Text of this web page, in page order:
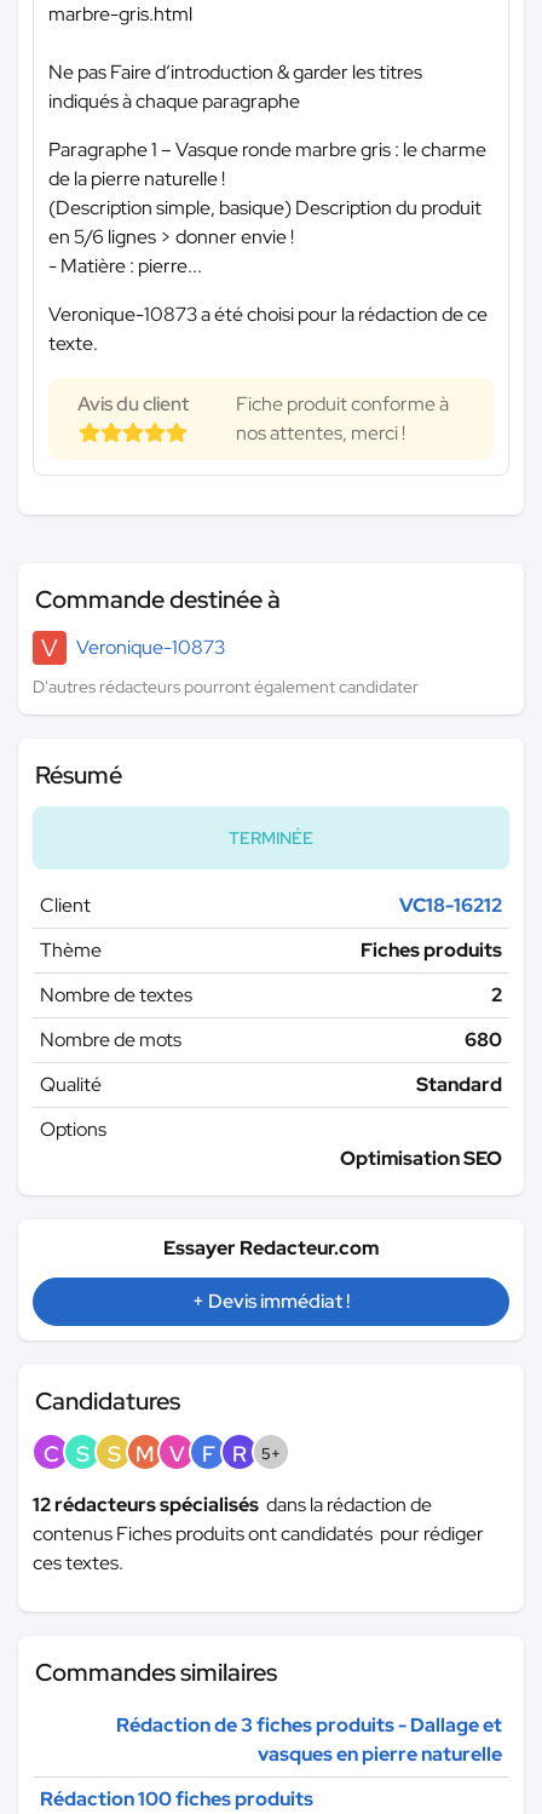
marbre-gris.html
Ne pas Faire d’introduction & garder les titres
indiqués à chaque paragraphe
Paragraphe 1 – Vasque ronde marbre gris : le charme
de la pierre naturelle !
(Description simple, basique) Description du produit
en 5/6 lignes > donner envie !
- Matière : pierre...
Veronique-10873 a été choisi pour la rédaction de ce
texte.
Avis du client
Fiche produit conforme à
nos attentes, merci !
Commande destinée à
V
Veronique-10873
D'autres rédacteurs pourront également candidater
Résumé
TERMINÉE
Client
VC18-16212
Thème
Fiches produits
Nombre de textes
2
Nombre de mots
680
Qualité
Standard
Options
Optimisation SEO
Essayer Redacteur.com
+ Devis immédiat !
Candidatures
C S S M V F R 5+
12 rédacteurs spécialisés dans la rédaction de
contenus Fiches produits ont candidatés pour rédiger
ces textes.
Commandes similaires
Rédaction de 3 fiches produits - Dallage et
vasques en pierre naturelle
Rédaction 100 fiches produits